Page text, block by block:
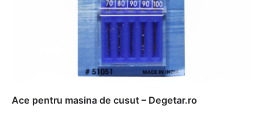
Ace pentru masina de cusut – Degetar.ro